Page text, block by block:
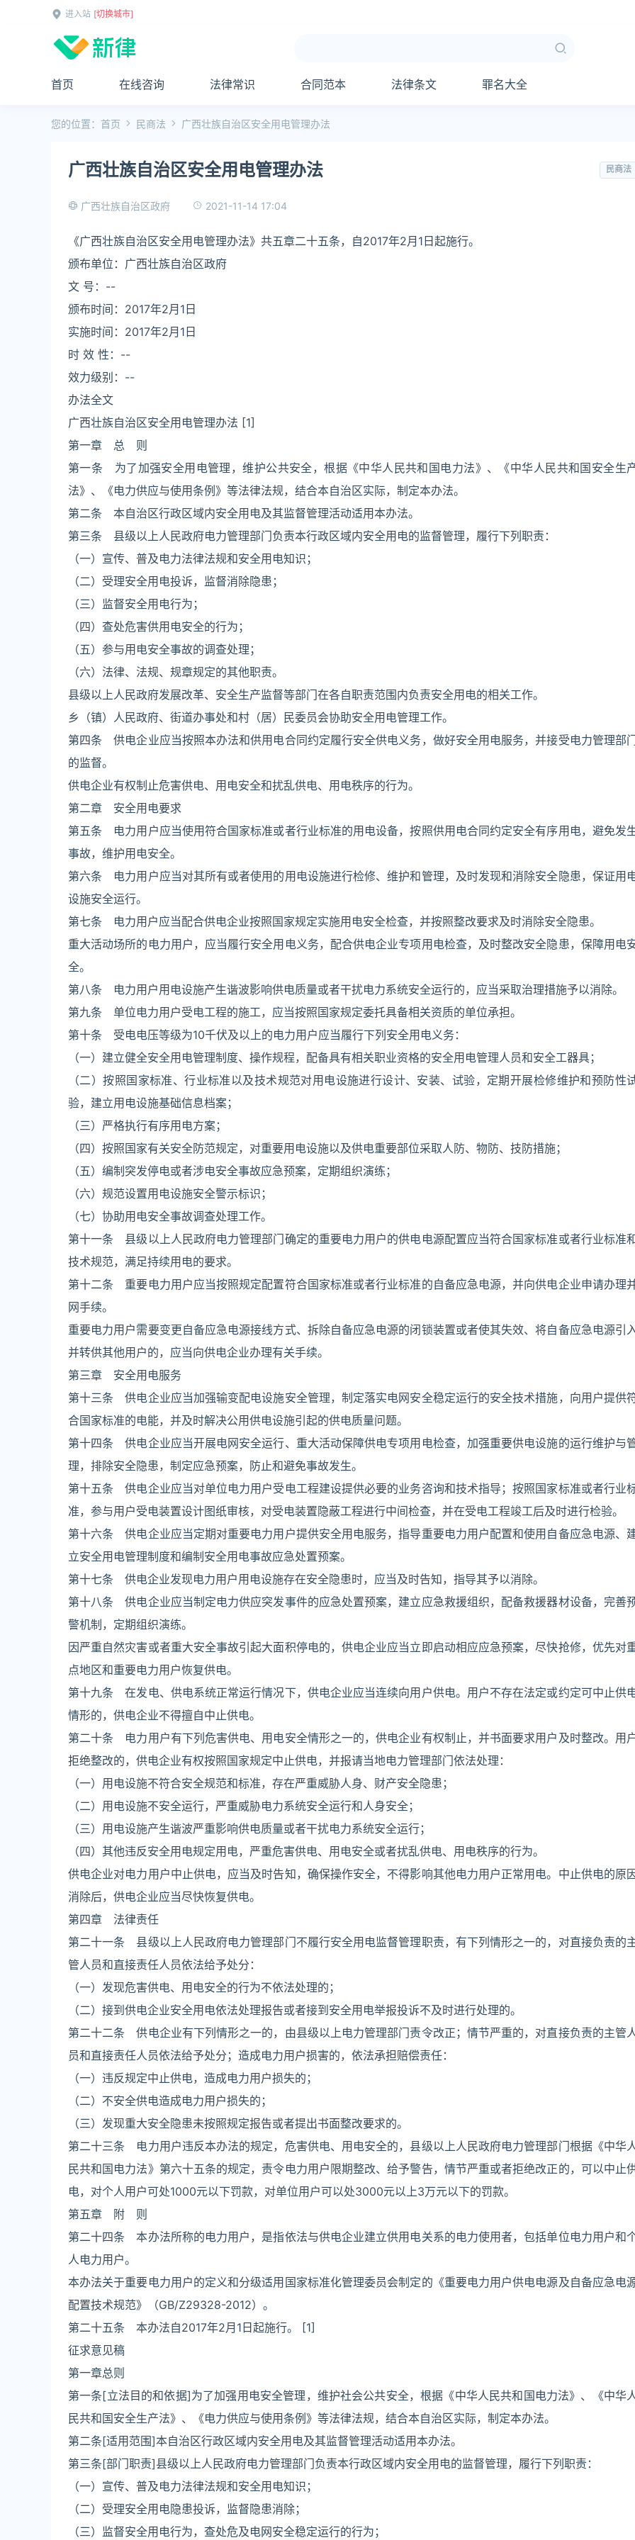
进入站 [切换城市]
首页 在线咨询 法律常识 合同范本 法律条文 罪名大全
您的位置： 首页 民商法 广西壮族自治区安全用电管理办法
广西壮族自治区安全用电管理办法 民商法
广西壮族自治区政府 2021-11-14 17:04
《广西壮族自治区安全用电管理办法》共五章二十五条，自2017年2月1日起施行。
颁布单位：广西壮族自治区政府
文 号：--
颁布时间：2017年2月1日
实施时间：2017年2月1日
时 效 性：--
效力级别：--
办法全文
广西壮族自治区安全用电管理办法 [1]
第一章 总 则
第一条 为了加强安全用电管理，维护公共安全，根据《中华人民共和国电力法》、《中华人民共和国安全生
法》、《电力供应与使用条例》等法律法规，结合本自治区实际，制定本办法。
第二条 本自治区行政区域内安全用电及其监督管理活动适用本办法。
第三条 县级以上人民政府电力管理部门负责本行政区域内安全用电的监督管理，履行下列职责：
（一）宣传、普及电力法律法规和安全用电知识；
（二）受理安全用电投诉，监督消除隐患；
（三）监督安全用电行为；
（四）查处危害供用电安全的行为；
（五）参与用电安全事故的调查处理；
（六）法律、法规、规章规定的其他职责。
县级以上人民政府发展改革、安全生产监督等部门在各自职责范围内负责安全用电的相关工作。
乡（镇）人民政府、街道办事处和村（居）民委员会协助安全用电管理工作。
第四条 供电企业应当按照本办法和供用电合同约定履行安全供电义务，做好安全用电服务，并接受电力管理部
的监督。
供电企业有权制止危害供电、用电安全和扰乱供电、用电秩序的行为。
第二章 安全用电要求
第五条 电力用户应当使用符合国家标准或者行业标准的用电设备，按照供用电合同约定安全有序用电，避免发
事故，维护用电安全。
第六条 电力用户应当对其所有或者使用的用电设施进行检修、维护和管理，及时发现和消除安全隐患，保证用
设施安全运行。
第七条 电力用户应当配合供电企业按照国家规定实施用电安全检查，并按照整改要求及时消除安全隐患。
重大活动场所的电力用户，应当履行安全用电义务，配合供电企业专项用电检查，及时整改安全隐患，保障用电
全。
第八条 电力用户用电设施产生谐波影响供电质量或者干扰电力系统安全运行的，应当采取治理措施予以消除。
第九条 单位电力用户受电工程的施工，应当按照国家规定委托具备相关资质的单位承担。
第十条 受电电压等级为10千伏及以上的电力用户应当履行下列安全用电义务：
（一）建立健全安全用电管理制度、操作规程，配备具有相关职业资格的安全用电管理人员和安全工器具；
（二）按照国家标准、行业标准以及技术规范对用电设施进行设计、安装、试验，定期开展检修维护和预防性
验，建立用电设施基础信息档案；
（三）严格执行有序用电方案；
（四）按照国家有关安全防范规定，对重要用电设施以及供电重要部位采取人防、物防、技防措施；
（五）编制突发停电或者涉电安全事故应急预案，定期组织演练；
（六）规范设置用电设施安全警示标识；
（七）协助用电安全事故调查处理工作。
第十一条 县级以上人民政府电力管理部门确定的重要电力用户的供电电源配置应当符合国家标准或者行业标准
技术规范，满足持续用电的要求。
第十二条 重要电力用户应当按照规定配置符合国家标准或者行业标准的自备应急电源，并向供电企业申请办理
网手续。
重要电力用户需要变更自备应急电源接线方式、拆除自备应急电源的闭锁装置或者使其失效、将自备应急电源引
并转供其他用户的，应当向供电企业办理有关手续。
第三章 安全用电服务
第十三条 供电企业应当加强输变配电设施安全管理，制定落实电网安全稳定运行的安全技术措施，向用户提供
合国家标准的电能，并及时解决公用供电设施引起的供电质量问题。
第十四条 供电企业应当开展电网安全运行、重大活动保障供电专项用电检查，加强重要供电设施的运行维护与
理，排除安全隐患，制定应急预案，防止和避免事故发生。
第十五条 供电企业应当对单位电力用户受电工程建设提供必要的业务咨询和技术指导；按照国家标准或者行业
准，参与用户受电装置设计图纸审核，对受电装置隐蔽工程进行中间检查，并在受电工程竣工后及时进行检验。
第十六条 供电企业应当定期对重要电力用户提供安全用电服务，指导重要电力用户配置和使用自备应急电源、
立安全用电管理制度和编制安全用电事故应急处置预案。
第十七条 供电企业发现电力用户用电设施存在安全隐患时，应当及时告知，指导其予以消除。
第十八条 供电企业应当制定电力供应突发事件的应急处置预案，建立应急救援组织，配备救援器材设备，完善
警机制，定期组织演练。
因严重自然灾害或者重大安全事故引起大面积停电的，供电企业应当立即启动相应应急预案，尽快抢修，优先对
点地区和重要电力用户恢复供电。
第十九条 在发电、供电系统正常运行情况下，供电企业应当连续向用户供电。用户不存在法定或约定可中止供
情形的，供电企业不得擅自中止供电。
第二十条 电力用户有下列危害供电、用电安全情形之一的，供电企业有权制止，并书面要求用户及时整改。用
拒绝整改的，供电企业有权按照国家规定中止供电，并报请当地电力管理部门依法处理：
（一）用电设施不符合安全规范和标准，存在严重威胁人身、财产安全隐患；
（二）用电设施不安全运行，严重威胁电力系统安全运行和人身安全；
（三）用电设施产生谐波严重影响供电质量或者干扰电力系统安全运行；
（四）其他违反安全用电规定用电，严重危害供电、用电安全或者扰乱供电、用电秩序的行为。
供电企业对电力用户中止供电，应当及时告知，确保操作安全，不得影响其他电力用户正常用电。中止供电的原
消除后，供电企业应当尽快恢复供电。
第四章 法律责任
第二十一条 县级以上人民政府电力管理部门不履行安全用电监督管理职责，有下列情形之一的，对直接负责的
管人员和直接责任人员依法给予处分：
（一）发现危害供电、用电安全的行为不依法处理的；
（二）接到供电企业安全用电依法处理报告或者接到安全用电举报投诉不及时进行处理的。
第二十二条 供电企业有下列情形之一的，由县级以上电力管理部门责令改正；情节严重的，对直接负责的主管
员和直接责任人员依法给予处分；造成电力用户损害的，依法承担赔偿责任：
（一）违反规定中止供电，造成电力用户损失的；
（二）不安全供电造成电力用户损失的；
（三）发现重大安全隐患未按照规定报告或者提出书面整改要求的。
第二十三条 电力用户违反本办法的规定，危害供电、用电安全的，县级以上人民政府电力管理部门根据《中华
民共和国电力法》第六十五条的规定，责令电力用户限期整改、给予警告，情节严重或者拒绝改正的，可以中止
电，对个人用户可处1000元以下罚款，对单位用户可以处3000元以上3万元以下的罚款。
第五章 附 则
第二十四条 本办法所称的电力用户，是指依法与供电企业建立供用电关系的电力使用者，包括单位电力用户和
人电力用户。
本办法关于重要电力用户的定义和分级适用国家标准化管理委员会制定的《重要电力用户供电电源及自备应急电
配置技术规范》（GB/Z29328-2012）。
第二十五条 本办法自2017年2月1日起施行。 [1]
征求意见稿
第一章总则
第一条[立法目的和依据]为了加强用电安全管理，维护社会公共安全，根据《中华人民共和国电力法》、《中华
民共和国安全生产法》、《电力供应与使用条例》等法律法规，结合本自治区实际，制定本办法。
第二条[适用范围]本自治区行政区域内安全用电及其监督管理活动适用本办法。
第三条[部门职责]县级以上人民政府电力管理部门负责本行政区域内安全用电的监督管理，履行下列职责：
（一）宣传、普及电力法律法规和安全用电知识；
（二）受理安全用电隐患投诉，监督隐患消除；
（三）监督安全用电行为，查处危及电网安全稳定运行的行为；